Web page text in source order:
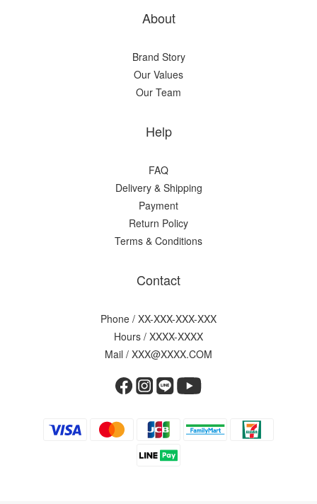
About
Brand Story
Our Values
Our Team
Help
FAQ
Delivery & Shipping
Payment
Return Policy
Terms & Conditions
Contact
Phone / XX-XXX-XXX-XXX
Hours / XXXX-XXXX
Mail / XXX@XXXX.COM